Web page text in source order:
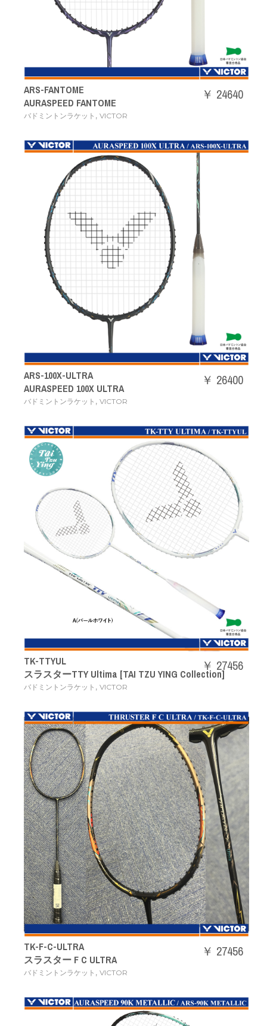
ARS-FANTOME
AURASPEED FANTOME
バドミントンラケット , VICTOR
￥ 24640
ARS-100X-ULTRA
AURASPEED 100X ULTRA
バドミントンラケット , VICTOR
￥ 26400
TK-TTYUL
スラスターTTY Ultima [TAI TZU YING Collection]
バドミントンラケット , VICTOR
￥ 27456
TK-F-C-ULTRA
スラスター F C ULTRA
バドミントンラケット , VICTOR
￥ 27456